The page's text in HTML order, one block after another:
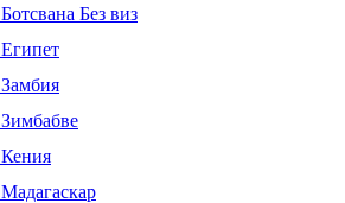
Ботсвана Без виз
Египет
Замбия
Зимбабве
Кения
Мадагаскар